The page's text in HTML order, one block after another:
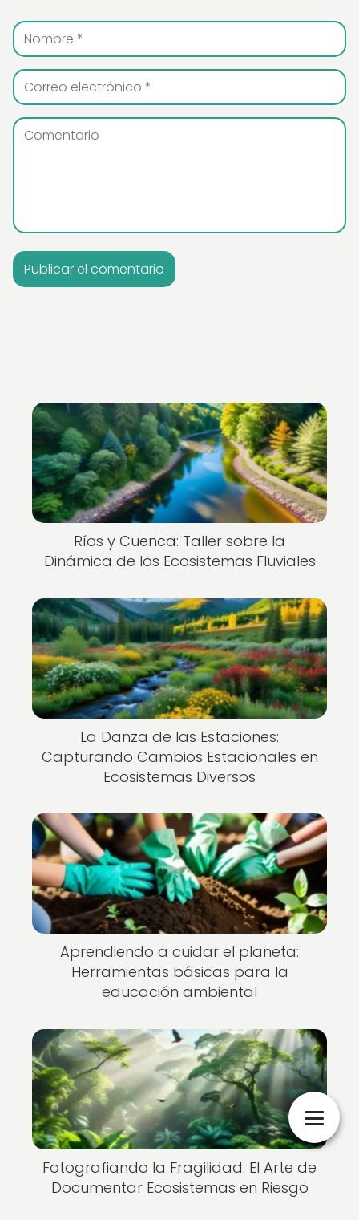
Ríos y Cuenca: Taller sobre la
Dinámica de los Ecosistemas Fluviales
La Danza de las Estaciones:
Capturando Cambios Estacionales en
Ecosistemas Diversos
Aprendiendo a cuidar el planeta:
Herramientas básicas para la
educación ambiental
Fotografiando la Fragilidad: El Arte de
Documentar Ecosistemas en Riesgo